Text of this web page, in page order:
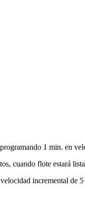
1 min. en
cuando flote estará
incremental